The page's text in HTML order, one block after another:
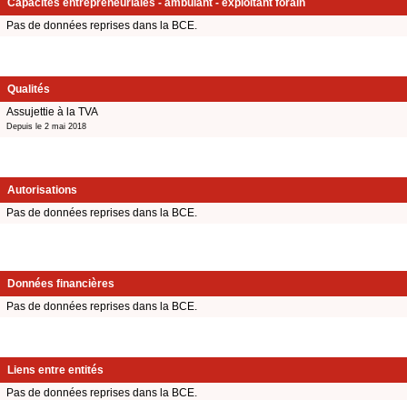
Capacités entrepreneuriales - ambulant - exploitant forain
Pas de données reprises dans la BCE.
Qualités
Assujettie à la TVA
Depuis le 2 mai 2018
Autorisations
Pas de données reprises dans la BCE.
Données financières
Pas de données reprises dans la BCE.
Liens entre entités
Pas de données reprises dans la BCE.